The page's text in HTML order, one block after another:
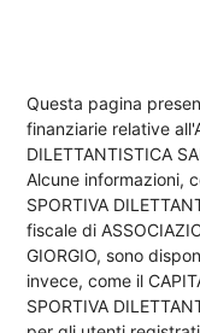
Questa pagina
finanziarie relative
DILETTANTISTICA
Alcune informazioni,
SPORTIVA
fiscale di
GIORGIO, sono
invece, come il
SPORTIVA